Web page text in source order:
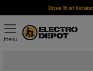
Drive 1h et
Menu